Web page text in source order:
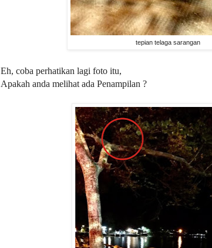
tepian telaga sarangan
Eh, coba perhatikan lagi foto itu,
Apakah anda melihat ada Penampilan ?